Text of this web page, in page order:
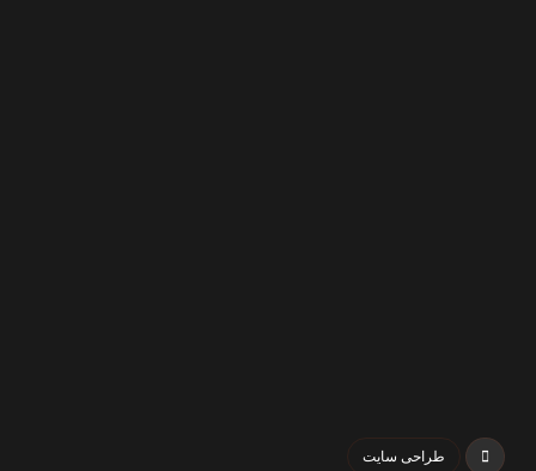
طراحی سایت